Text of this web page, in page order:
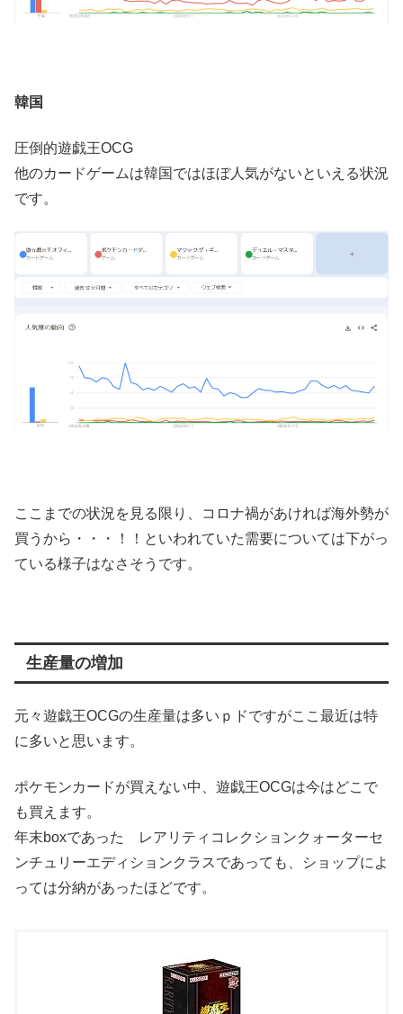
韓国
圧倒的遊戯王OCG
他のカードゲームは韓国ではほぼ人気がないといえる状況
です。
ここまでの状況を見る限り、コロナ禍があければ海外勢が
買うから・・・！！といわれていた需要については下がっ
ている様子はなさそうです。
生産量の増加
元々遊戯王OCGの生産量は多いｐドですがここ最近は特
に多いと思います。
ポケモンカードが買えない中、遊戯王OCGは今はどこで
も買えます。
年末boxであった レアリティコレクションクォーターセ
ンチュリーエディションクラスであっても、ショップによ
っては分納があったほどです。